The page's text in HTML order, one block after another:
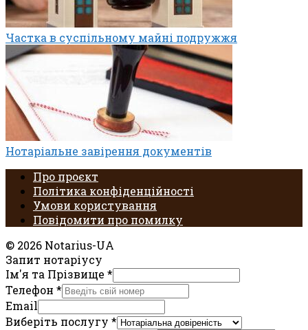
Частка в суспільному майні подружжя
Нотаріальне завірення документів
Про проєкт
Політика конфіденційності
Умови користування
Повідомити про помилку
© 2026 Notarius-UA
Запит нотаріусу
Ім'я та Прізвище *
Телефон *
Email
Виберіть послугу *